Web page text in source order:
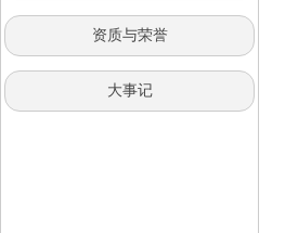
大事记
资质与荣誉